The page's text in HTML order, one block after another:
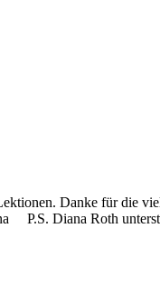
Danke für die
P.S. Diana Roth